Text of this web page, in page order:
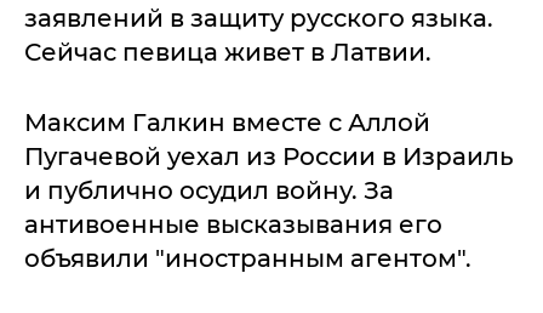
заявлений в защиту русского языка.
Сейчас певица живет в Латвии.
Максим Галкин вместе с Аллой
Пугачевой уехал из России в Израиль
и публично осудил войну. За
антивоенные высказывания его
объявили "иностранным агентом".